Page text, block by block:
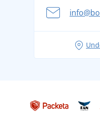
Aventura de vară
pentru vacanță fără griji
Tricoul preferat City în